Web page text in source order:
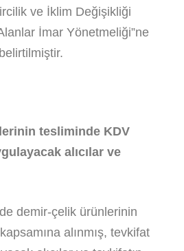
ve İklim Değişikliği
Alanlar İmar Yönetmeliği”ne
tesliminde KDV
alıcılar ve
demir-çelik ürünlerinin
alınmış, tevkifat